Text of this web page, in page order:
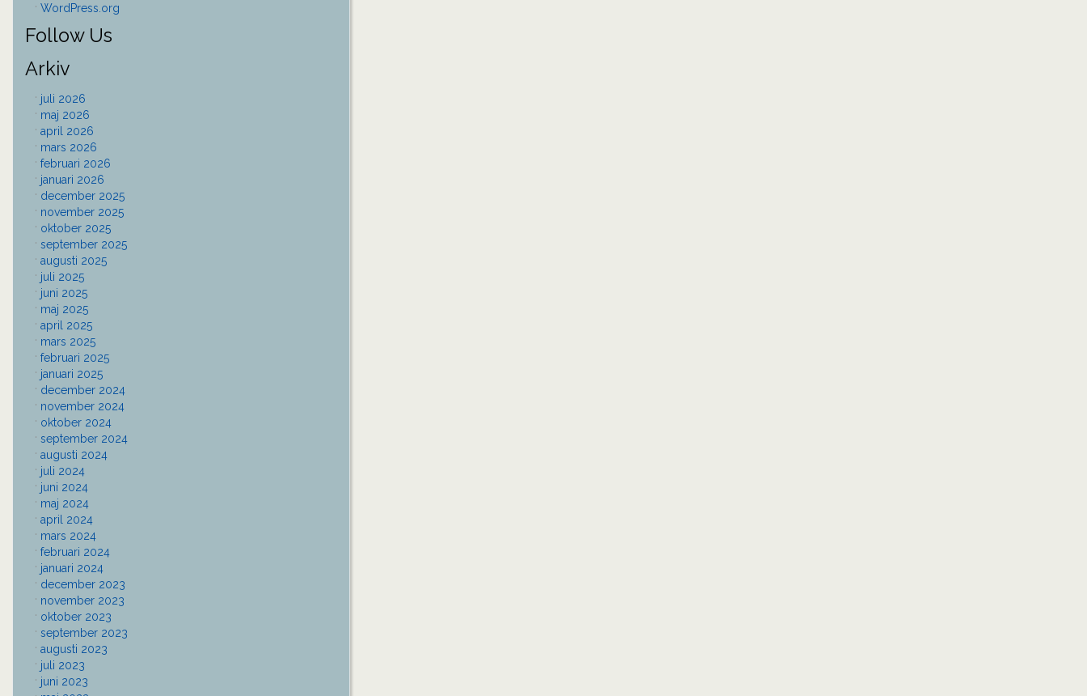
WordPress.org
Follow Us
Arkiv
juli 2026
maj 2026
april 2026
mars 2026
februari 2026
januari 2026
december 2025
november 2025
oktober 2025
september 2025
augusti 2025
juli 2025
juni 2025
maj 2025
april 2025
mars 2025
februari 2025
januari 2025
december 2024
november 2024
oktober 2024
september 2024
augusti 2024
juli 2024
juni 2024
maj 2024
april 2024
mars 2024
februari 2024
januari 2024
december 2023
november 2023
oktober 2023
september 2023
augusti 2023
juli 2023
juni 2023